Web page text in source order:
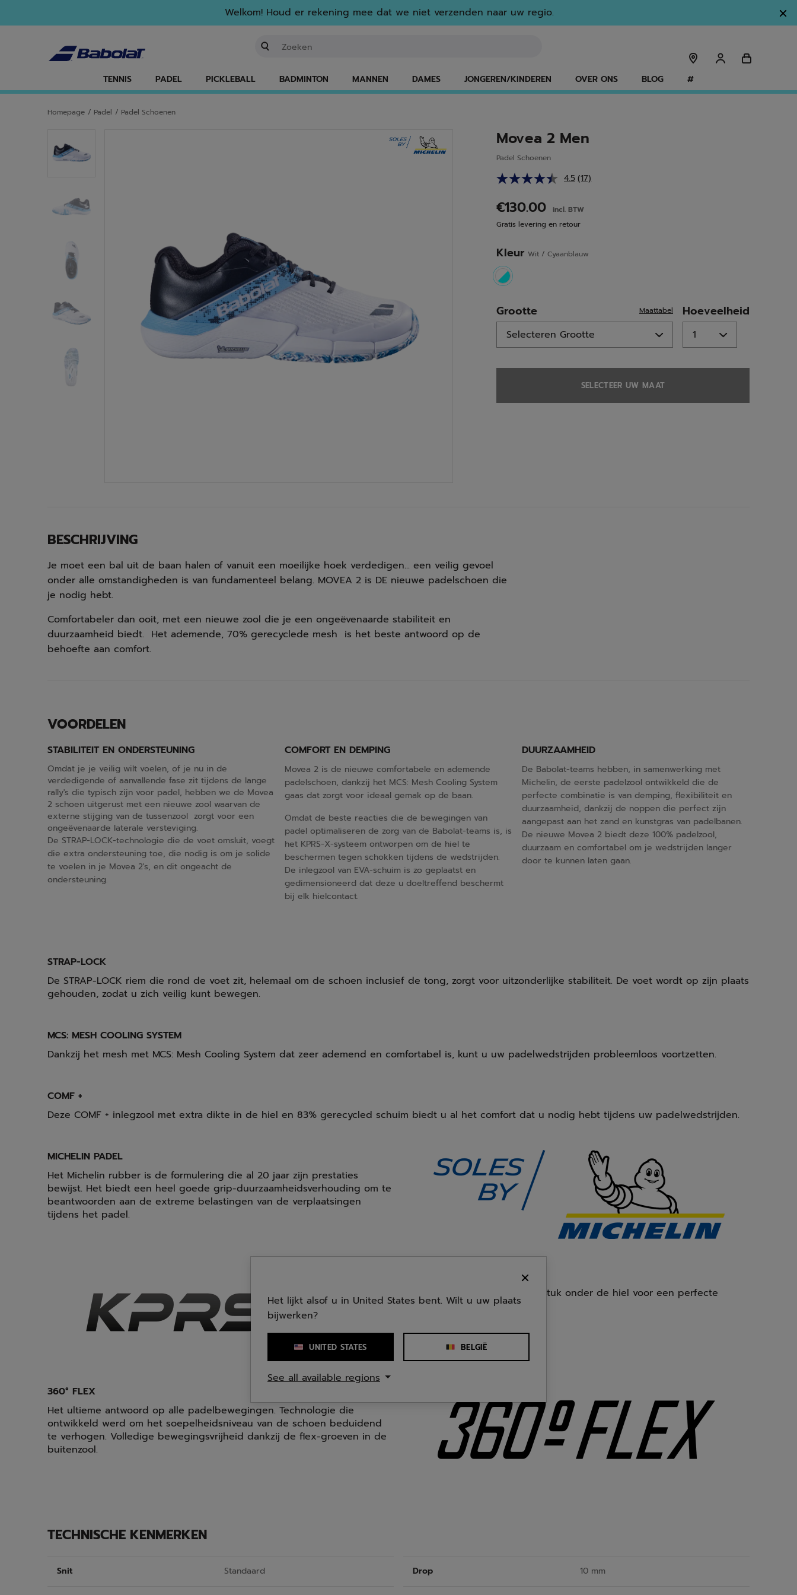
Welkom! Houd er rekening mee dat we niet verzenden naar uw regio.
TENNIS PADEL PICKLEBALL BADMINTON MANNEN DAMES JONGEREN/KINDEREN OVER ONS BLOG #
Homepage / Padel / Padel Schoenen
Movea 2 Men
Padel Schoenen
4.5 Lees
Dezelfde
paginalink.
(17)
€130.00
incl. BTW
Gratis levering en retour
Kleur Wit / Cyaanblauw
selected
Grootte Maattabel Hoeveelheid
SELECTEER UW MAAT
BESCHRIJVING
Je moet een bal uit de baan halen of vanuit een moeilijke hoek verdedigen... een veilig gevoel
onder alle omstandigheden is van fundamenteel belang. MOVEA 2 is DE nieuwe padelschoen die
je nodig hebt.
Comfortabeler dan ooit, met een nieuwe zool die je een ongeëvenaarde stabiliteit en
duurzaamheid biedt. Het ademende, 70% gerecyclede mesh is het beste antwoord op de
behoefte aan comfort.
VOORDELEN
STABILITEIT EN ONDERSTEUNING
Omdat je je veilig wilt voelen, of je nu in de
verdedigende of aanvallende fase zit tijdens de lange
rally's die typisch zijn voor padel, hebben we de Movea
2 schoen uitgerust met een nieuwe zool waarvan de
externe stijging van de tussenzool zorgt voor een
ongeëvenaarde laterale versteviging.
De STRAP-LOCK-technologie die de voet omsluit, voegt
die extra ondersteuning toe, die nodig is om je solide
te voelen in je Movea 2's, en dit ongeacht de
ondersteuning.
COMFORT EN DEMPING
Movea 2 is de nieuwe comfortabele en ademende
padelschoen, dankzij het MCS: Mesh Cooling System
gaas dat zorgt voor ideaal gemak op de baan.
Omdat de beste reacties die de bewegingen van
padel optimaliseren de zorg van de Babolat-teams is, is
het KPRS-X-systeem ontworpen om de hiel te
beschermen tegen schokken tijdens de wedstrijden.
De inlegzool van EVA-schuim is zo geplaatst en
gedimensioneerd dat deze u doeltreffend beschermt
bij elk hielcontact.
DUURZAAMHEID
De Babolat-teams hebben, in samenwerking met
Michelin, de eerste padelzool ontwikkeld die de
perfecte combinatie is van demping, flexibiliteit en
duurzaamheid, dankzij de noppen die perfect zijn
aangepast aan het zand en kunstgras van padelbanen.
De nieuwe Movea 2 biedt deze 100% padelzool,
duurzaam en comfortabel om je wedstrijden langer
door te kunnen laten gaan.
STRAP-LOCK
De STRAP-LOCK riem die rond de voet zit, helemaal om de schoen inclusief de tong, zorgt voor uitzonderlijke stabiliteit. De voet wordt op zijn plaats
gehouden, zodat u zich veilig kunt bewegen.
MCS: MESH COOLING SYSTEM
Dankzij het mesh met MCS: Mesh Cooling System dat zeer ademend en comfortabel is, kunt u uw padelwedstrijden probleemloos voortzetten.
COMF +
Deze COMF + inlegzool met extra dikte in de hiel en 83% gerecycled schuim biedt u al het comfort dat u nodig hebt tijdens uw padelwedstrijden.
MICHELIN PADEL
Het Michelin rubber is de formulering die al 20 jaar zijn prestaties
bewijst. Het biedt een heel goede grip-duurzaamheidsverhouding om te
beantwoorden aan de extreme belastingen van de verplaatsingen
tijdens het padel.
Een heel dempend EVA-inzetstuk onder de hiel voor een perfecte
bescherming tegen schokken.
360° FLEX
Het ultieme antwoord op alle padelbewegingen. Technologie die
ontwikkeld werd om het soepelheidsniveau van de schoen beduidend
te verhogen. Volledige bewegingsvrijheid dankzij de flex-groeven in de
buitenzool.
TECHNISCHE KENMERKEN
Snit Standaard Drop 10 mm
Het lijkt alsof u in United States bent. Wilt u uw plaats
bijwerken?
UNITED STATES BELGIË
See all available regions